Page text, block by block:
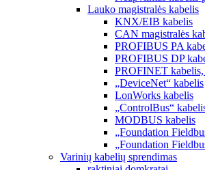
Lauko magistralės kabelis
KNX/EIB kabelis
CAN magistralės
PROFIBUS PA
PROFIBUS DP
PROFINET
„DeviceNet“ kabelis
LonWorks kabelis
„ControlBus“
MODBUS kabelis
„Foundation
„Foundation
Varinių kabelių sprendimas